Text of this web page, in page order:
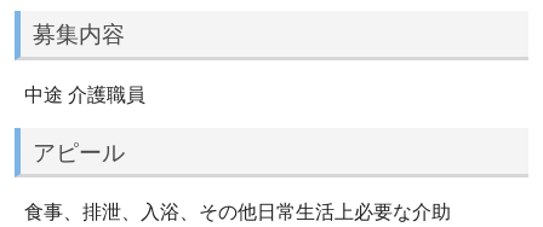
募集内容
中途 介護職員
アピール
食事、排泄、入浴、その他日常生活上必要な介助